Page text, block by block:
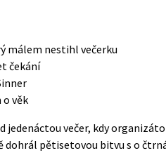
málem nestihl večerku
čekání
o věk
jedenáctou večer, kdy
dohrál pětisetovou bitvu s o